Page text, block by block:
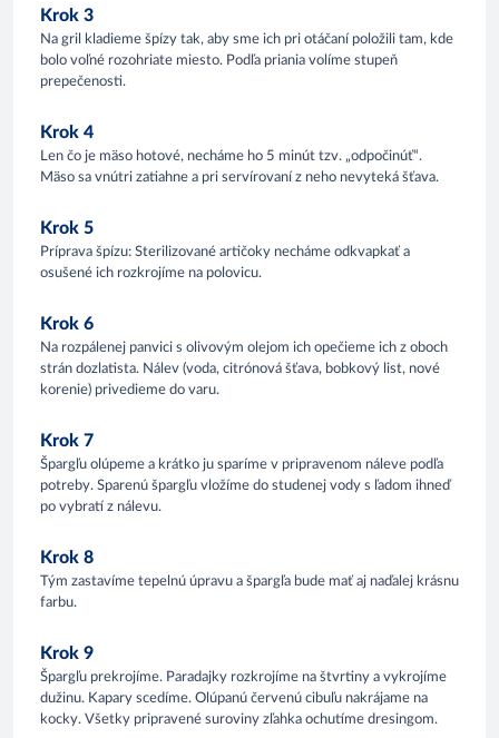
Krok 3
Na gril kladieme špízy tak, aby sme ich pri otáčaní položili tam, kde
bolo voľné rozohriate miesto. Podľa priania volíme stupeň
prepečenosti.
Krok 4
Len čo je mäso hotové, necháme ho 5 minút tzv. „odpočinúť“.
Mäso sa vnútri zatiahne a pri servírovaní z neho nevyteká šťava.
Krok 5
Príprava špízu: Sterilizované artičoky necháme odkvapkať a
osušené ich rozkrojíme na polovicu.
Krok 6
Na rozpálenej panvici s olivovým olejom ich opečieme ich z oboch
strán dozlatista. Nálev (voda, citrónová šťava, bobkový list, nové
korenie) privedieme do varu.
Krok 7
Špargľu olúpeme a krátko ju sparíme v pripravenom náleve podľa
potreby. Sparenú špargľu vložíme do studenej vody s ľadom ihneď
po vybratí z nálevu.
Krok 8
Tým zastavíme tepelnú úpravu a špargľa bude mať aj naďalej krásnu
farbu.
Krok 9
Špargľu prekrojíme. Paradajky rozkrojíme na štvrtiny a vykrojíme
dužinu. Kapary scedíme. Olúpanú červenú cibuľu nakrájame na
kocky. Všetky pripravené suroviny zľahka ochutíme dresingom.